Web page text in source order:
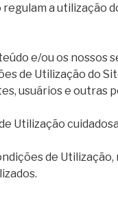
a utilização
e/ou os nossos
de Utilização do
usuários e outras
Utilização
de